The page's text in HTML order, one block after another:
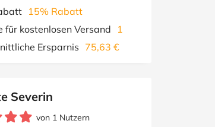
15% Rabatt
für kostenlosen Versand
1
Ersparnis 75,63 €
Severin
von 1 Nutzern